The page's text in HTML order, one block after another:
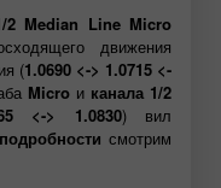
2 Median Line Micro
движения
(1.0690 <-> 1.0715 <-
Micro и канала 1/2
<-> 1.0830) вил
подробности смотрим